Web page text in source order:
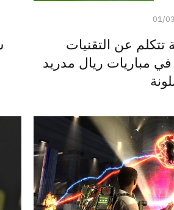
01/
تتكلم عن التقنيات
مباريات ريال مدريد